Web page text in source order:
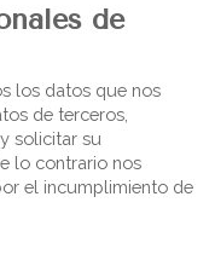
de
los datos que nos
de terceros,
solicitar su
lo contrario nos
el incumplimiento de